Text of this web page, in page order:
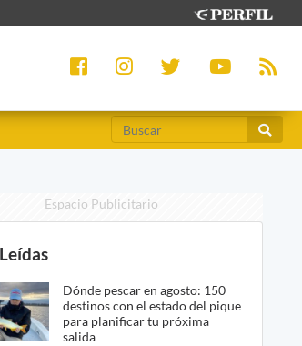
Espacio Publicitario
Dónde pescar en agosto: 150
destinos con el estado del pique
para planificar tu próxima
salida